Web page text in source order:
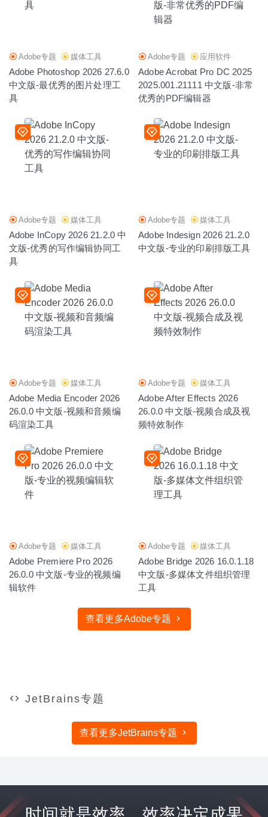
Adobe专题 媒体工具
Adobe Photoshop 2026 27.6.0
中文版-最优秀的图片处理工
具
Adobe专题 应用软件
Adobe Acrobat Pro DC 2025
2025.001.21111 中文版-非常
优秀的PDF编辑器
Adobe专题 媒体工具
Adobe InCopy 2026 21.2.0 中
文版-优秀的写作编辑协同工
具
Adobe专题 媒体工具
Adobe Indesign 2026 21.2.0
中文版-专业的印刷排版工具
Adobe专题 媒体工具
Adobe Media Encoder 2026
26.0.0 中文版-视频和音频编
码渲染工具
Adobe专题 媒体工具
Adobe After Effects 2026
26.0.0 中文版-视频合成及视
频特效制作
Adobe专题 媒体工具
Adobe Premiere Pro 2026
26.0.0 中文版-专业的视频编
辑软件
Adobe专题 媒体工具
Adobe Bridge 2026 16.0.1.18
中文版-多媒体文件组织管理
工具
查看更多Adobe专题
JetBrains专题
查看更多JetBrains专题